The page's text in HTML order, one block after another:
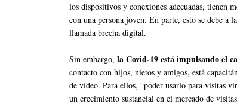
los dispositivos y conexiones adecuadas, tienen
con una persona joven. En parte, esto se debe
llamada brecha digital.
Sin embargo, la Covid-19 está impulsando el
contacto con hijos, nietos y amigos, está
de vídeo. Para ellos, “poder usarlo para visitas
un crecimiento sustancial en el mercado de